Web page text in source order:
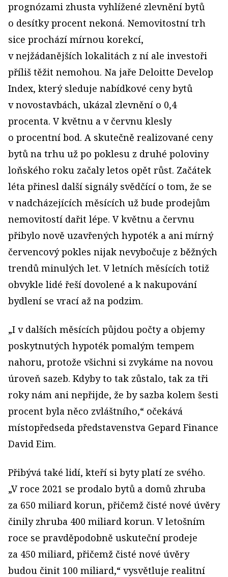
prognózami zhusta vyhlížené zlevnění bytů
o desítky procent nekoná. Nemovitostní trh
sice prochází mírnou korekcí,
v nejžádanějších lokalitách z ní ale investoři
příliš těžit nemohou. Na jaře Deloitte Develop
Index, který sleduje nabídkové ceny bytů
v novostavbách, ukázal zlevnění o 0,4
procenta. V květnu a v červnu klesly
o procentní bod. A skutečně realizované ceny
bytů na trhu už po poklesu z druhé poloviny
loňského roku začaly letos opět růst. Začátek
léta přinesl další signály svědčící o tom, že se
v nadcházejících měsících už bude prodejům
nemovitostí dařit lépe. V květnu a červnu
přibylo nově uzavřených hypoték a ani mírný
červencový pokles nijak nevybočuje z běžných
trendů minulých let. V letních měsících totiž
obvykle lidé řeší dovolené a k nakupování
bydlení se vrací až na podzim.
„I v dalších měsících půjdou počty a objemy
poskytnutých hypoték pomalým tempem
nahoru, protože všichni si zvykáme na novou
úroveň sazeb. Kdyby to tak zůstalo, tak za tři
roky nám ani nepřijde, že by sazba kolem šesti
procent byla něco zvláštního,“ očekává
místopředseda představenstva Gepard Finance
David Eim.
Přibývá také lidí, kteří si byty platí ze svého.
„V roce 2021 se prodalo bytů a domů zhruba
za 650 mi­liard korun, přičemž čisté nové úvěry
činily zhruba 400 miliard korun. V letošním
roce se pravděpodobně uskuteční prodeje
za 450 miliard, přičemž čisté nové úvěry
budou činit 100 miliard,“ vysvětluje realitní